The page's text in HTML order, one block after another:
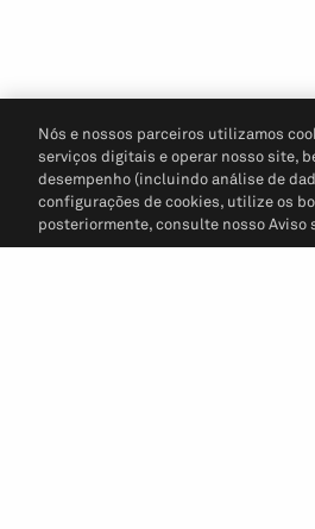
Nós e nossos parceiros utilizamos
serviços digitais e operar nosso site,
desempenho (incluindo análise de
configurações de cookies, utilize os
posteriormente, consulte nosso Aviso